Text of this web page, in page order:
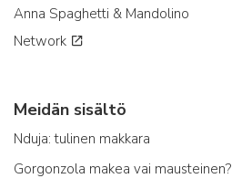
Anna Spaghetti & Mandolino
Network
Meidän sisältö
Nduja: tulinen makkara
Gorgonzola makea vai mausteinen?